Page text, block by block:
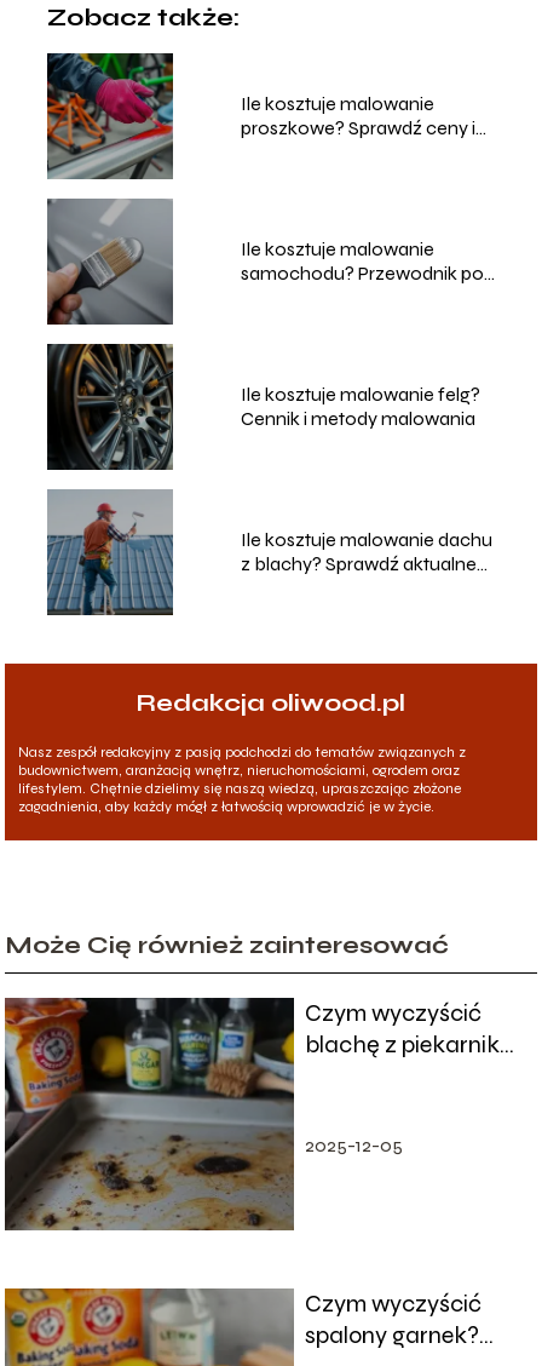
Zobacz także:
Ile kosztuje malowanie
proszkowe? Sprawdź ceny i
Ile kosztuje malowanie
samochodu? Przewodnik po
Ile kosztuje malowanie felg?
Cennik i metody malowania
Ile kosztuje malowanie dachu
z blachy? Sprawdź aktualne
Redakcja oliwood.pl
Nasz zespół redakcyjny z pasją podchodzi do tematów związanych z
budownictwem, aranżacją wnętrz, nieruchomościami, ogrodem oraz
lifestylem. Chętnie dzielimy się naszą wiedzą, upraszczając złożone
zagadnienia, aby każdy mógł z łatwością wprowadzić je w życie.
Może Cię również zainteresować
Czym wyczyścić
blachę z piekarnika?
2025-12-05
Czym wyczyścić
spalony garnek?